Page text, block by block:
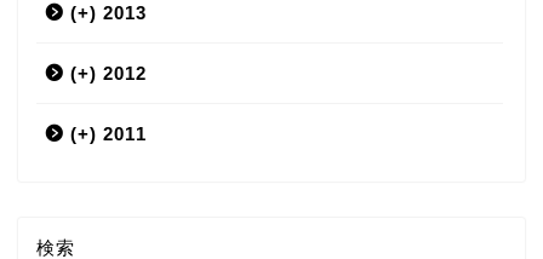
4月
3月
2月
8月
7月
6月
9月
8月
7月
10月
9月
8月
11月
10月
9月
12月
11月
10月
(+) 2013
12月
11月
(+) 2012
12月
(+) 2011
検索